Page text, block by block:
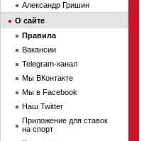
Александр Гришин
О сайте
Правила
Вакансии
Telegram-канал
Мы ВКонтакте
Мы в Facebook
Наш Twitter
Приложение для ставок
на спорт